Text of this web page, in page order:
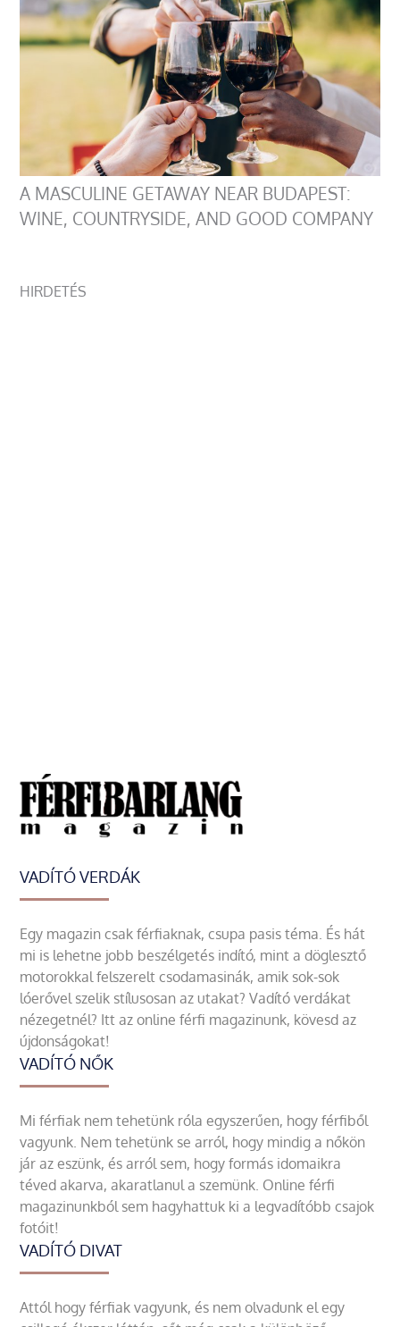
A MASCULINE GETAWAY NEAR BUDAPEST:
WINE, COUNTRYSIDE, AND GOOD COMPANY
HIRDETÉS
VADÍTÓ VERDÁK
Egy magazin csak férfiaknak, csupa pasis téma. És hát
mi is lehetne jobb beszélgetés indító, mint a döglesztő
motorokkal felszerelt csodamasinák, amik sok-sok
lóerővel szelik stílusosan az utakat? Vadító verdákat
nézegetnél? Itt az online férfi magazinunk, kövesd az
újdonságokat!
VADÍTÓ NŐK
Mi férfiak nem tehetünk róla egyszerűen, hogy férfiből
vagyunk. Nem tehetünk se arról, hogy mindig a nőkön
jár az eszünk, és arról sem, hogy formás idomaikra
téved akarva, akaratlanul a szemünk. Online férfi
magazinunkból sem hagyhattuk ki a legvadítóbb csajok
fotóit!
VADÍTÓ DIVAT
Attól hogy férfiak vagyunk, és nem olvadunk el egy